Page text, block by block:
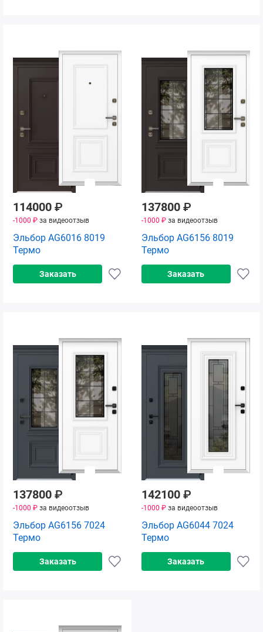
114000 ₽
-1000 ₽ за видеоотзыв
Эльбор AG6016 8019
Термо
Заказать
137800 ₽
-1000 ₽ за видеоотзыв
Эльбор AG6156 8019
Термо
Заказать
137800 ₽
-1000 ₽ за видеоотзыв
Эльбор AG6156 7024
Термо
Заказать
142100 ₽
-1000 ₽ за видеоотзыв
Эльбор AG6044 7024
Термо
Заказать